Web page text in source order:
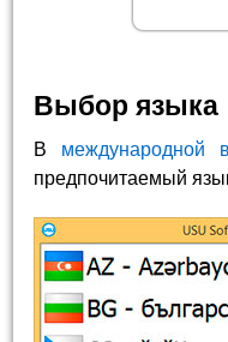
Выбор языка
В международной
предпочитаемый